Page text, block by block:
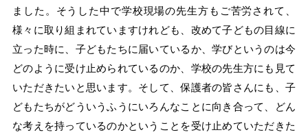
ました。そうした中で学校現場の先生方もご苦労されて、
様々に取り組まれていますけれども、改めて子どもの目線に
立った時に、子どもたちに届いているか、学びというのは今
どのように受け止められているのか、学校の先生方にも見て
いただきたいと思います。そして、保護者の皆さんにも、子
どもたちがどういうふうにいろんなことに向き合って、どん
な考えを持っているのかということを受け止めていただきた